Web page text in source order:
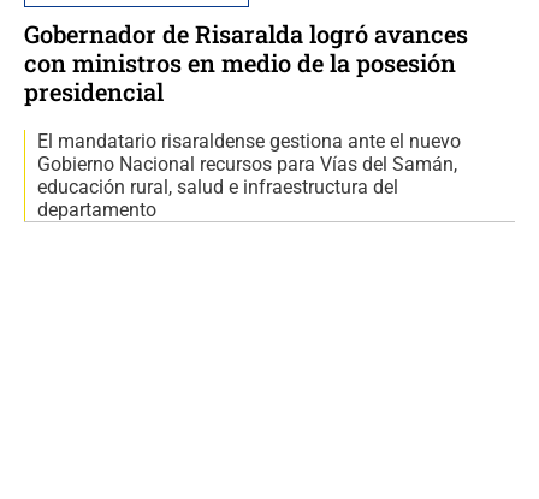
Gobernador de Risaralda logró avances
con ministros en medio de la posesión
presidencial
El mandatario risaraldense gestiona ante el nuevo
Gobierno Nacional recursos para Vías del Samán,
educación rural, salud e infraestructura del
departamento